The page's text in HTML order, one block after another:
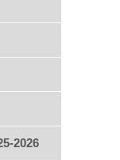
2026